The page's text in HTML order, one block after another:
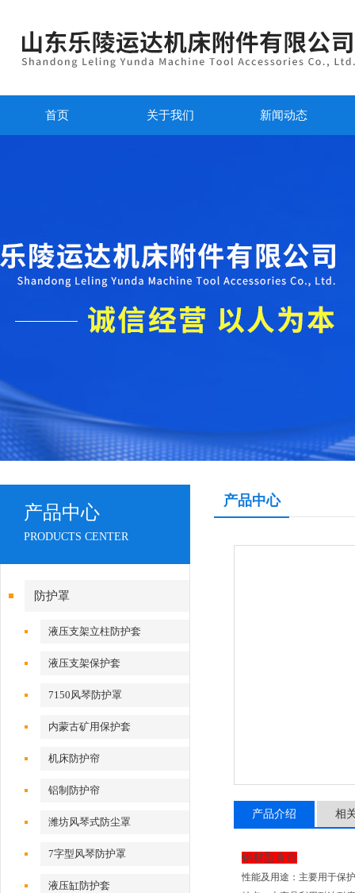
首页 关于我们 新闻动态
产品中心
PRODUCTS CENTER
防护罩
液压支架立柱防护套
液压支架保护套
7150风琴防护罩
内蒙古矿用保护套
机床防护帘
铝制防护帘
潍坊风琴式防尘罩
7字型风琴防护罩
液压缸防护套
产品中心
产品介绍 相
铝材型直帘
性能及用途：主要用于保